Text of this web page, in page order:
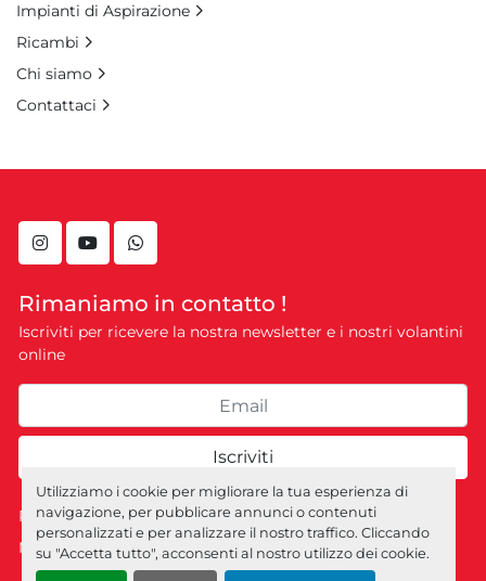
Utilizziamo i cookie per migliorare la tua esperienza di
navigazione, per pubblicare annunci o contenuti
personalizzati e per analizzare il nostro traffico. Cliccando
su "Accetta tutto", acconsenti al nostro utilizzo dei cookie.
instagramyoutubewhatsapp
Rimaniamo in contatto !
Iscriviti per ricevere la nostra newsletter e i nostri volantini
online
Iscriviti
Personalizza le preferenze sui Cookies
Machinio Systemsito web di Machinio
Impianti di Aspirazione
Ricambi
Chi siamo
Contattaci